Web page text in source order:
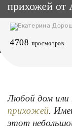
прихожей от
4708 просмотров
Любой дом или
прихожей.
этот